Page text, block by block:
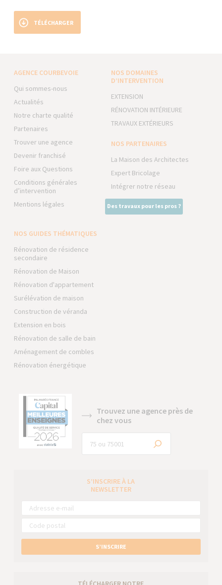
TÉLÉCHARGER
AGENCE COURBEVOIE
Qui sommes-nous
Actualités
Notre charte qualité
Partenaires
Trouver une agence
Devenir franchisé
Foire aux Questions
Conditions générales
d’intervention
Mentions légales
NOS DOMAINES
D’INTERVENTION
EXTENSION
RÉNOVATION INTÉRIEURE
TRAVAUX EXTÉRIEURS
NOS PARTENAIRES
La Maison des Architectes
Expert Bricolage
Intégrer notre réseau
Des travaux pour les pros ?
NOS GUIDES THÉMATIQUES
Rénovation de résidence
secondaire
Rénovation de Maison
Rénovation d'appartement
Surélévation de maison
Construction de véranda
Extension en bois
Rénovation de salle de bain
Aménagement de combles
Rénovation énergétique
Trouvez une agence près de
chez vous
S’INSCRIRE À LA
NEWSLETTER
S’INSCRIRE